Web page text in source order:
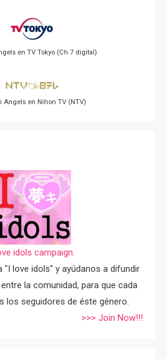
en TV Tokyo (Ch 7 digital)
Angels en Nihon TV (NTV)
idols campaign.
"I love idols" y ayúdanos a difundir
la comunidad, para que cada
los seguidores de éste género.
>>> Join Now!!!